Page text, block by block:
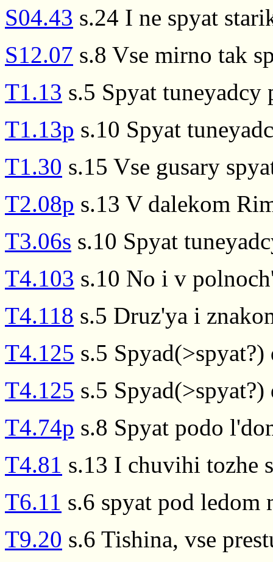
S04.43 s.24 I ne spyat
S12.07 s.8 Vse mirno tak
T1.13 s.5 Spyat tuneyadcy
T1.13p s.10 Spyat
T1.30 s.15 Vse gusary
T2.08p s.13 V dalekom
T3.06s s.10 Spyat
T4.103 s.10 No i v
T4.118 s.5 Druz'ya i
T4.125 s.5
T4.125 s.5
T4.74p s.8 Spyat podo
T4.81 s.13 I chuvihi tozhe
T6.11 s.6 spyat pod ledom
T9.20 s.6 Tishina, vse